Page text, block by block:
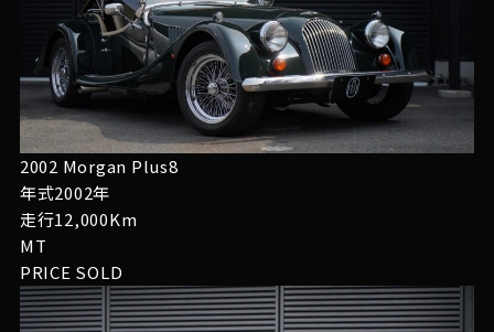
2002 Morgan Plus8
年式2002年
走行12,000Km
MT
PRICE SOLD